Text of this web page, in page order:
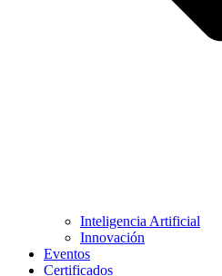
Inteligencia Artificial
Innovación
Eventos
Certificados